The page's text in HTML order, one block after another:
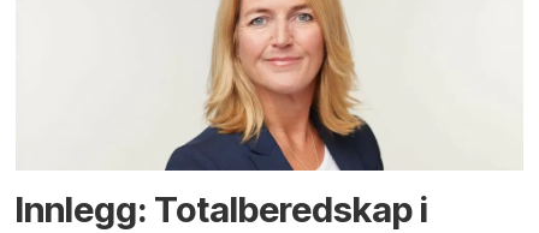
Innlegg: Totalberedskap i